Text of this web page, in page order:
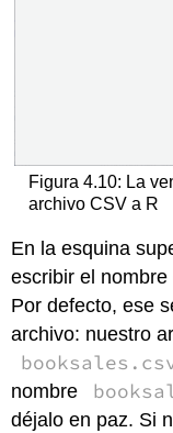
Figura 4.10: La
archivo CSV a R
En la esquina
escribir el
Por defecto, ese
archivo: nuestro
nombre
déjalo en paz. Si